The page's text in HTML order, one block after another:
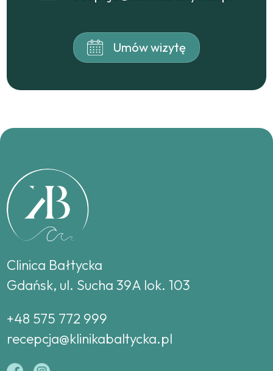
Umów wizytę
Clinica Bałtycka
Gdańsk, ul. Sucha 39A lok. 103
+48 575 772 999
recepcja@klinikabaltycka.pl